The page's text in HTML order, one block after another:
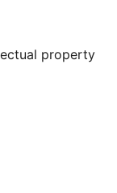
property